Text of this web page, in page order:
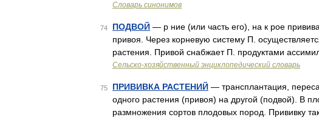
Словарь синонимов
74 ПОДВОЙ — р ние (или часть его), на к рое
привоя. Через корневую систему П.
растения. Привой снабжает П. продуктами
Сельско-хозяйственный энциклопедический словарь
75 ПРИВИВКА РАСТЕНИЙ — трансплантация,
одного растения (привоя) на другой (подвой). В
размножения сортов плодовых пород. Прививку